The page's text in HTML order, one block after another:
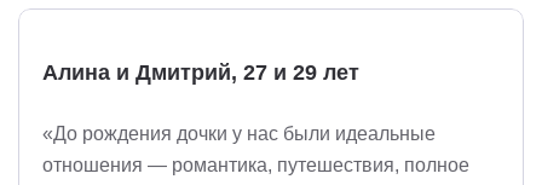
Алина и Дмитрий, 27 и 29 лет
«До рождения дочки у нас были идеальные
отношения — романтика, путешествия, полное